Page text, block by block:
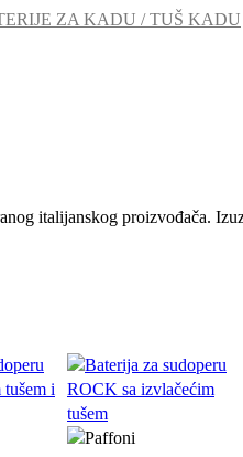
ZA KADU / TUŠ KADU
italijanskog proizvođača.